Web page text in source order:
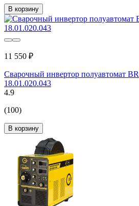
В корзину
11 550 ₽
Сварочный инвертор полуавтомат
18.01.020.043
4.9
(100)
В корзину